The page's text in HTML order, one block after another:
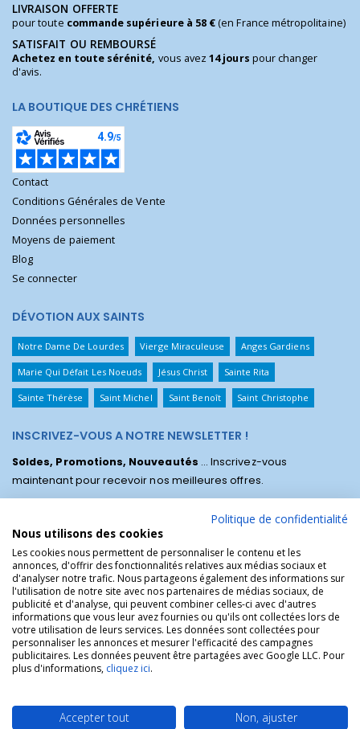
LIVRAISON OFFERTE
pour toute commande supérieure à 58 €(en France métropolitaine)
SATISFAIT OU REMBOURSÉ
Achetez en toute sérénité, vous avez14 jours pour changer
d'avis.
LA BOUTIQUE DES CHRÉTIENS
Contact
Conditions Générales de Vente
Données personnelles
Moyens de paiement
Blog
Se connecter
DÉVOTION AUX SAINTS
Notre Dame De Lourdes Vierge Miraculeuse Anges Gardiens
Marie Qui Défait Les Noeuds Jésus Christ Sainte Rita
Sainte Thérèse Saint Michel Saint Benoît Saint Christophe
INSCRIVEZ-VOUS A NOTRE NEWSLETTER !
Soldes, Promotions, Nouveautés ... Inscrivez-vous
maintenant pour recevoir nos meilleures offres.
La Boutique des Chrétiens © | La boutique religieuse chrétienne de
référence !.
Politique de confidentialité
Nous utilisons des cookies
Les cookies nous permettent de personnaliser le contenu et les
annonces, d'offrir des fonctionnalités relatives aux médias sociaux et
d'analyser notre trafic. Nous partageons également des informations sur
l'utilisation de notre site avec nos partenaires de médias sociaux, de
publicité et d'analyse, qui peuvent combiner celles-ci avec d'autres
informations que vous leur avez fournies ou qu'ils ont collectées lors de
votre utilisation de leurs services. Les données sont collectées pour
personnaliser les annonces et mesurer l'efficacité des campagnes
publicitaires. Les données peuvent être partagées avec Google LLC. Pour
plus d'informations, cliquez ici.
Accepter tout Non, ajuster